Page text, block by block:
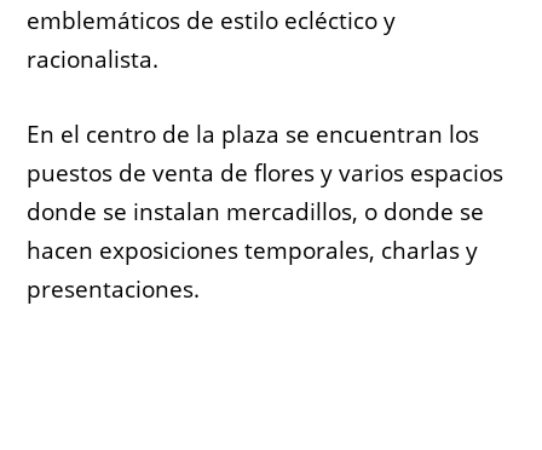
emblemáticos de estilo ecléctico y
racionalista.
En el centro de la plaza se encuentran los
puestos de venta de flores y varios espacios
donde se instalan mercadillos, o donde se
hacen exposiciones temporales, charlas y
presentaciones.